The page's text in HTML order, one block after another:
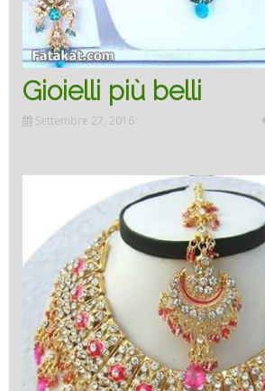
Gioielli più belli
Settembre 27, 2016